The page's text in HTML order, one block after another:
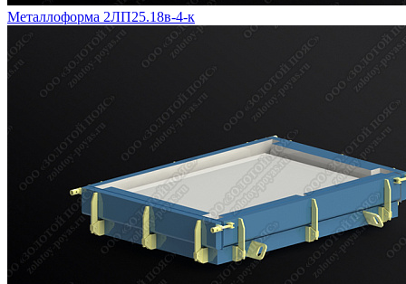
Металлоформа 2ЛП25.18в-4-к